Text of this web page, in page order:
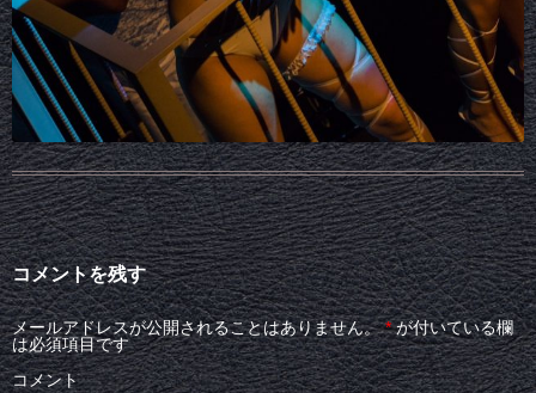
コメントを残す
メールアドレスが公開されることはありません。 *が付いている欄
は必須項目です
コメント